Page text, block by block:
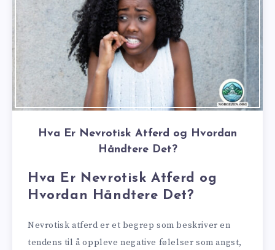
Hva Er Nevrotisk Atferd og Hvordan
Håndtere Det?
Hva Er Nevrotisk Atferd og
Hvordan Håndtere Det?
Nevrotisk atferd er et begrep som beskriver en
tendens til å oppleve negative følelser som angst,